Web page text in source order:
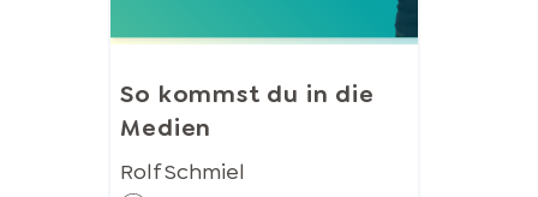
So kommst du in die
Medien
Rolf Schmiel